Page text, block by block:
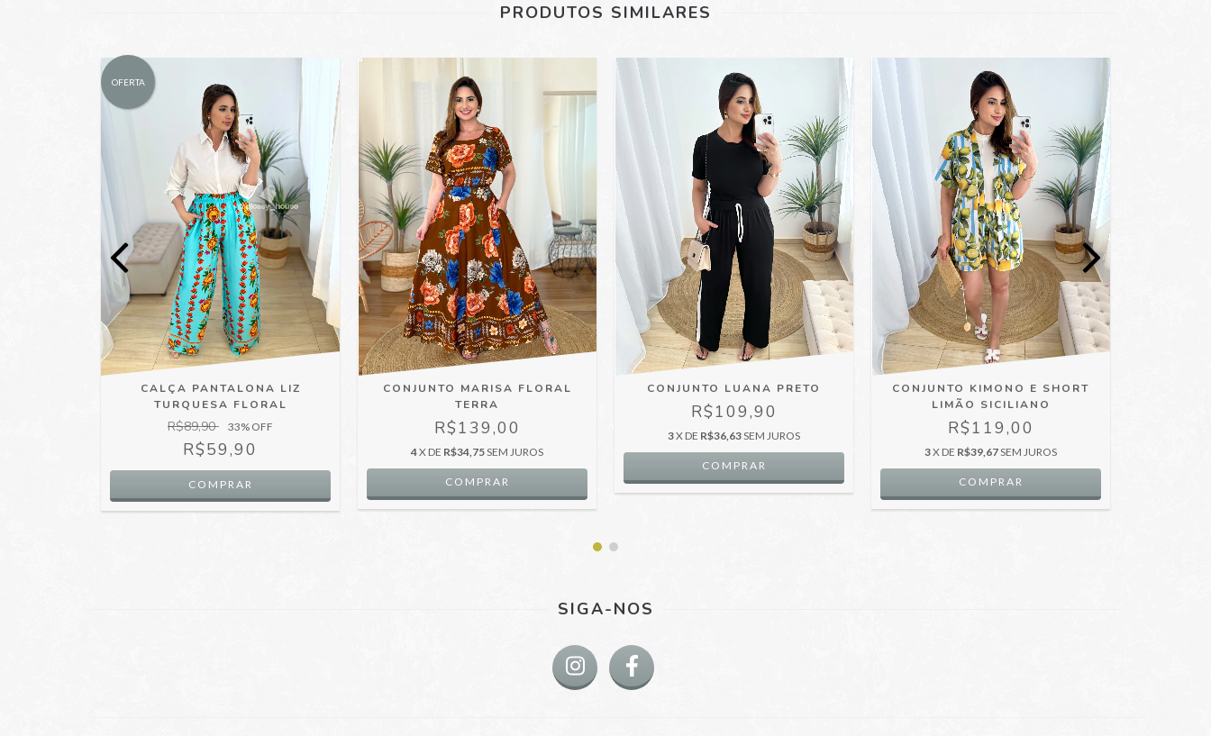
PRODUTOS SIMILARES
OFERTA
CALÇA PANTALONA LIZ
TURQUESA FLORAL
R$89,90 33% OFF
R$59,90
CONJUNTO MARISA FLORAL
TERRA
R$139,00
4X DE R$34,75SEM JUROS
CONJUNTO LUANA PRETO
R$109,90
3X DE R$36,63SEM JUROS
CONJUNTO KIMONO E SHORT
LIMÃO SICILIANO
R$119,00
3X DE R$39,67SEM JUROS
SIGA-NOS